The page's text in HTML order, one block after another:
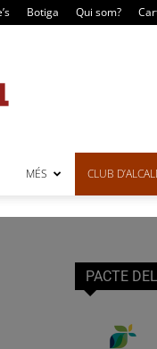
Botiga Qui som?
MÉS CLUB
PACTE